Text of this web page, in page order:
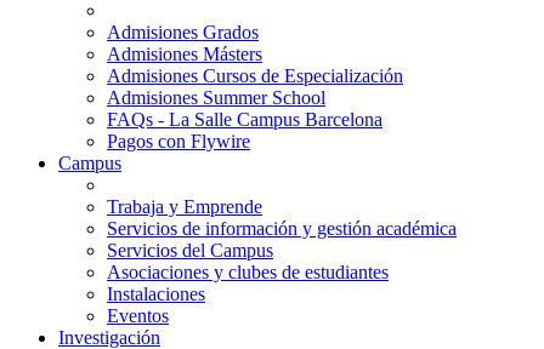
Admisiones Grados
Admisiones Másters
Admisiones Cursos de Especialización
Admisiones Summer School
FAQs - La Salle Campus Barcelona
Pagos con Flywire
Campus
Trabaja y Emprende
Servicios de información y gestión académica
Servicios del Campus
Asociaciones y clubes de estudiantes
Instalaciones
Eventos
Investigación